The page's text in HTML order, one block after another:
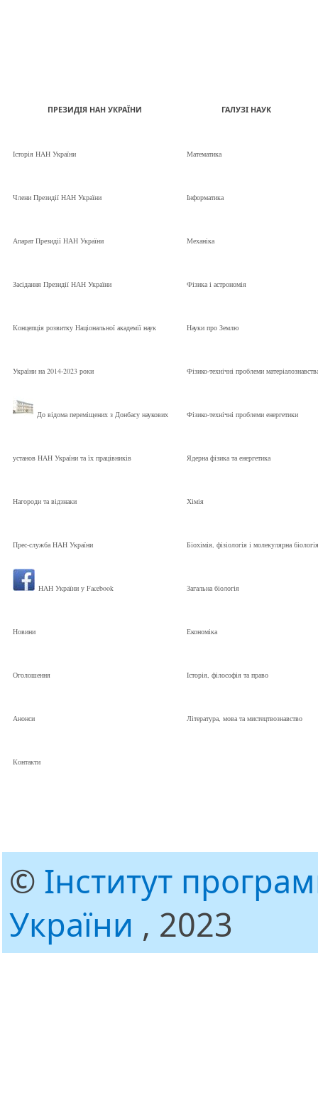
ПРЕЗИДІЯ НАН УКРАЇНИ
Історія НАН України
Члени Президії НАН України
Апарат Президії НАН України
Засідання Президії НАН України
Концепція розвитку Національної академії наук
України на 2014-2023 роки
До відома переміщених з Донбасу наукових
установ НАН України та їх працівників
Нагороди та відзнаки
Прес-служба НАН України
НАН України у Facebook
Новини
Оголошення
Анонси
Контакти
ГАЛУЗІ НАУК
Математика
Інформатика
Механіка
Фізика і астрономія
Науки про Землю
Фізико-технічні проблеми
Фізико-технічні проблеми енергетики
Ядерна фізика та енергетика
Хімія
Біохімія, фізіологія і молекулярна біологія
Загальна біологія
Економіка
Історія, філософія та право
Література, мова та мистецтвознавство
© Інститут
України , 2023